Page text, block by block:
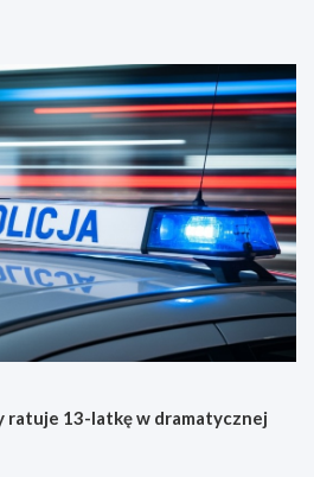
ratuje 13-latkę w dramatycznej